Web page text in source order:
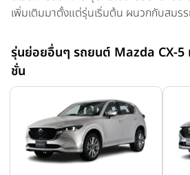
เพิ่มเติมมาตั้งแต่รุ่นเริ่มต้น ผนวกกับสมร
เคลื่อน 4 ล้ออัตโนมัติ i-ACTIV AWD ปร
กิโลเมตร/ลิตร ได้มาตรฐาน Euro5 พร้อ
อัจฉริยะขั้นสูง GVC-Plus โดยราคาเริ่มต้
รุ่นย่อยอื่นๆ รถยนต์ Mazda CX-5
ชั่น